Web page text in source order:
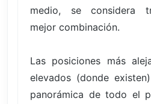
medio, se considera
mejor combinación.
Las posiciones más
elevados (donde
panorámica de todo el